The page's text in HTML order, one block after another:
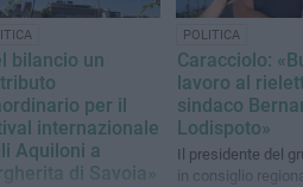
bilancio un
per il
internazionale
Aquiloni a
di Savoia»
POLITICA
Caracciolo:
lavoro al
sindaco
Lodispoto»
Il presidente del
in consiglio